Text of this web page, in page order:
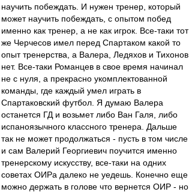
научить побеждать. И нужен тренер, который
может научить побеждать, с опытом побед
именно как тренер, а не как игрок. Все-таки тот
же Черчесов имел перед Спартаком какой то
опыт тренерства, а Валера, Ледяхов и Тихонов
нет. Все-таки Романцев в свое время начинал
не с нуля, а прекрасно укомплектованной
команды, где каждый умел играть в
Спартаковский футбол. Я думаю Валера
останется ГД и возьмет либо Ван Галя, либо
испаноязычного классного тренера. Дальше
так не может продолжаться - пусть в том числе
и сам Валерий Георгиевич поучится именно
тренерскому искусству, все-таки на одних
советах ОИРа далеко не уедешь. Конечно еще
можно держать в голове что вернется ОИР - но